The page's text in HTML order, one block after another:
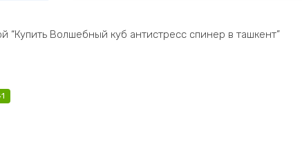
“Купить Волшебный куб антистресс спинер в ташкент”